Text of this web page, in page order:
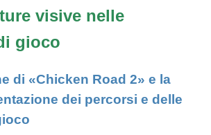
visive nelle
gioco
di «Chicken Road 2» e la
dei percorsi e delle